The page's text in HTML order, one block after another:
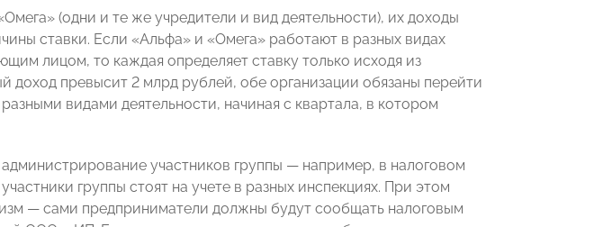
(одни и те же учредители и вид деятельности), их доходы
ставки. Если «Альфа» и «Омега» работают в разных видах
лицом, то каждая определяет ставку только исходя из
доход превысит 2 млрд рублей, обе организации обязаны перейти
видами деятельности, начиная с квартала, в котором
участников группы — например, в налоговом
группы стоят на учете в разных инспекциях. При этом
— сами предприниматели должны будут сообщать налоговым